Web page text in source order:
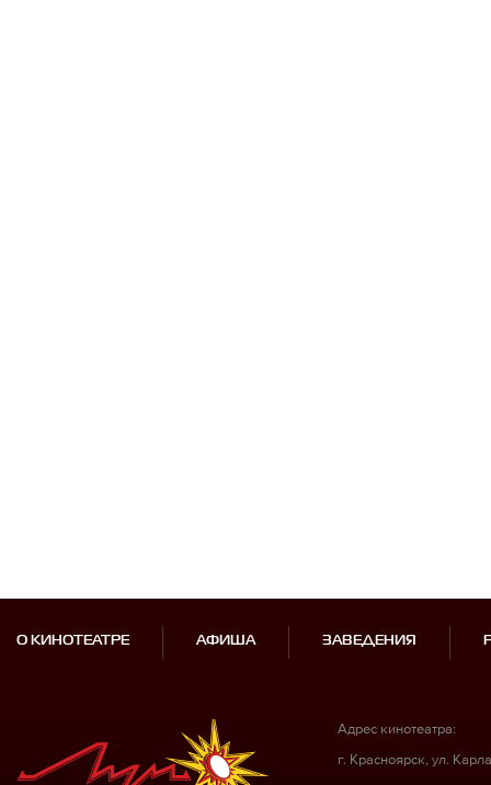
О КИНОТЕАТРЕ АФИША ЗАВЕДЕНИЯ
Адрес кинотеатра:
г. Красноярск, ул.